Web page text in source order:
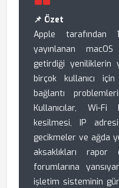
📌 Özet
Apple
yayınlanan
getirdiği yeniliklerin
birçok kullanıcı
bağlantı
Kullanıcılar, Wi-Fi
kesilmesi, IP
gecikmeler ve ağda
aksaklıkları
forumlarına
işletim sisteminin